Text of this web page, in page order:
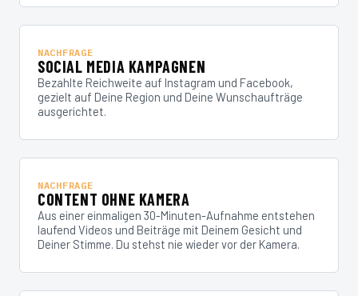
NACHFRAGE
SOCIAL MEDIA KAMPAGNEN
Bezahlte Reichweite auf Instagram und Facebook,
gezielt auf Deine Region und Deine Wunschaufträge
ausgerichtet.
NACHFRAGE
CONTENT OHNE KAMERA
Aus einer einmaligen 30-Minuten-Aufnahme entstehen
laufend Videos und Beiträge mit Deinem Gesicht und
Deiner Stimme. Du stehst nie wieder vor der Kamera.